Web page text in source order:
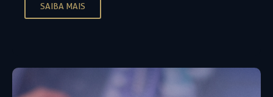
SAIBA MAIS